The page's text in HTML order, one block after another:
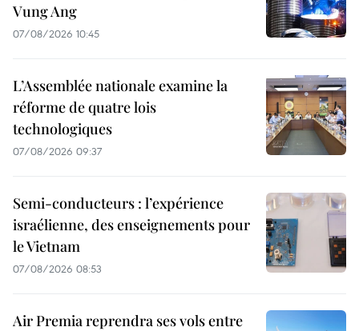
Vung Ang
07/08/2026 10:45
L’Assemblée nationale examine la
réforme de quatre lois
technologiques
07/08/2026 09:37
Semi-conducteurs : l’expérience
israélienne, des enseignements pour
le Vietnam
07/08/2026 08:53
Air Premia reprendra ses vols entre